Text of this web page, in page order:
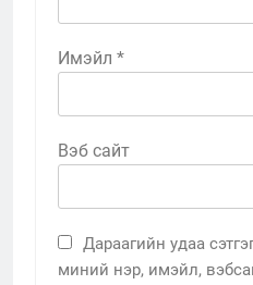
Имэйл *
Вэб сайт
Дараагийн удаа
миний нэр, имэйл,